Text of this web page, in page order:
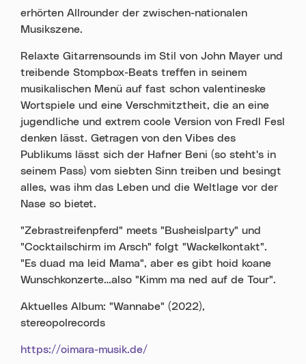
erhörten Allrounder der zwischen-nationalen
Musikszene.
Relaxte Gitarrensounds im Stil von John Mayer und
treibende Stompbox-Beats treffen in seinem
musikalischen Menü auf fast schon valentineske
Wortspiele und eine Verschmitztheit, die an eine
jugendliche und extrem coole Version von Fredl Fesl
denken lässt. Getragen von den Vibes des
Publikums lässt sich der Hafner Beni (so steht's in
seinem Pass) vom siebten Sinn treiben und besingt
alles, was ihm das Leben und die Weltlage vor der
Nase so bietet.
"Zebrastreifenpferd" meets "Busheislparty" und
"Cocktailschirm im Arsch" folgt "Wackelkontakt".
"Es duad ma leid Mama", aber es gibt hoid koane
Wunschkonzerte…also "Kimm ma ned auf de Tour".
Aktuelles Album: "Wannabe" (2022),
stereopolrecords
https://oimara-musik.de/